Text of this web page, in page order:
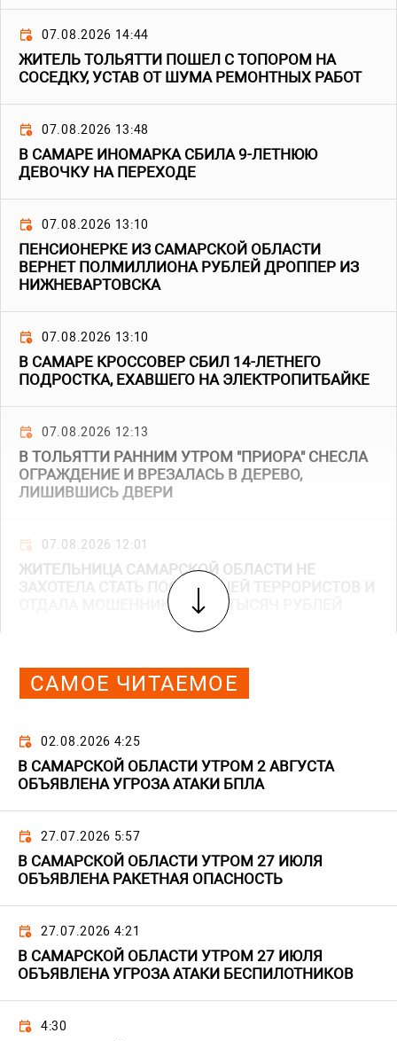
07.08.2026 14:44
ЖИТЕЛЬ ТОЛЬЯТТИ ПОШЕЛ С ТОПОРОМ НА
СОСЕДКУ, УСТАВ ОТ ШУМА РЕМОНТНЫХ РАБОТ
07.08.2026 13:48
В САМАРЕ ИНОМАРКА СБИЛА 9-ЛЕТНЮЮ
ДЕВОЧКУ НА ПЕРЕХОДЕ
07.08.2026 13:10
ПЕНСИОНЕРКЕ ИЗ САМАРСКОЙ ОБЛАСТИ
ВЕРНЕТ ПОЛМИЛЛИОНА РУБЛЕЙ ДРОППЕР ИЗ
НИЖНЕВАРТОВСКА
07.08.2026 13:10
В САМАРЕ КРОССОВЕР СБИЛ 14-ЛЕТНЕГО
ПОДРОСТКА, ЕХАВШЕГО НА ЭЛЕКТРОПИТБАЙКЕ
07.08.2026 12:13
В ТОЛЬЯТТИ РАННИМ УТРОМ "ПРИОРА" СНЕСЛА
ОГРАЖДЕНИЕ И ВРЕЗАЛАСЬ В ДЕРЕВО,
ЛИШИВШИСЬ ДВЕРИ
07.08.2026 12:01
ЖИТЕЛЬНИЦА САМАРСКОЙ ОБЛАСТИ НЕ
ЗАХОТЕЛА СТАТЬ ПОСОБНИЦЕЙ ТЕРРОРИСТОВ И
ОТДАЛА МОШЕННИКАМ 355 ТЫСЯЧ РУБЛЕЙ
САМОЕ ЧИТАЕМОЕ
02.08.2026 4:25
В САМАРСКОЙ ОБЛАСТИ УТРОМ 2 АВГУСТА
ОБЪЯВЛЕНА УГРОЗА АТАКИ БПЛА
27.07.2026 5:57
В САМАРСКОЙ ОБЛАСТИ УТРОМ 27 ИЮЛЯ
ОБЪЯВЛЕНА РАКЕТНАЯ ОПАСНОСТЬ
27.07.2026 4:21
В САМАРСКОЙ ОБЛАСТИ УТРОМ 27 ИЮЛЯ
ОБЪЯВЛЕНА УГРОЗА АТАКИ БЕСПИЛОТНИКОВ
4:30